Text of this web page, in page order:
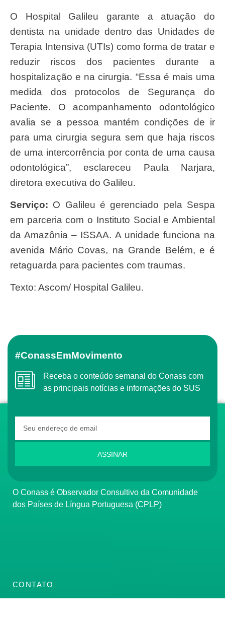
O Hospital Galileu garante a atuação do
dentista na unidade dentro das Unidades de
Terapia Intensiva (UTIs) como forma de tratar e
reduzir riscos dos pacientes durante a
hospitalização e na cirurgia. “Essa é mais uma
medida dos protocolos de Segurança do
Paciente. O acompanhamento odontológico
avalia se a pessoa mantém condições de ir
para uma cirurgia segura sem que haja riscos
de uma intercorrência por conta de uma causa
odontológica”, esclareceu Paula Narjara,
diretora executiva do Galileu.
Serviço: O Galileu é gerenciado pela Sespa
em parceria com o Instituto Social e Ambiental
da Amazônia – ISSAA. A unidade funciona na
avenida Mário Covas, na Grande Belém, e é
retaguarda para pacientes com traumas.
Texto: Ascom/ Hospital Galileu.
#ConassEmMovimento
Receba o conteúdo semanal do Conass com
as principais notícias e informações do SUS
ASSINAR
O Conass é Observador Consultivo da Comunidade
dos Países de Língua Portuguesa (CPLP)
CONTATO